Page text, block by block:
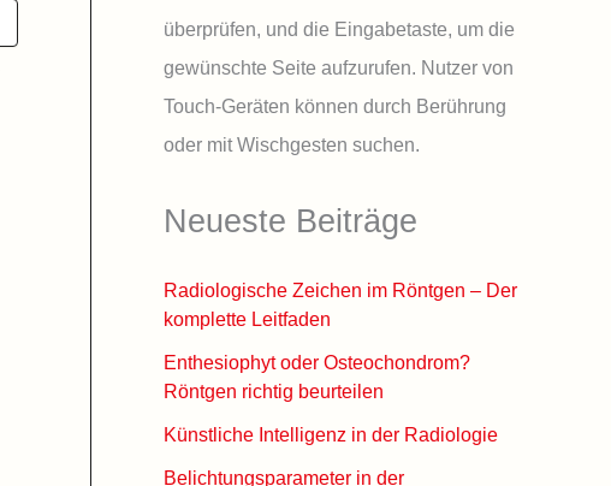
überprüfen, und die Eingabetaste, um die
gewünschte Seite aufzurufen. Nutzer von
Touch-Geräten können durch Berührung
oder mit Wischgesten suchen.
Neueste Beiträge
Radiologische Zeichen im Röntgen – Der
komplette Leitfaden
Enthesiophyt oder Osteochondrom?
Röntgen richtig beurteilen
Künstliche Intelligenz in der Radiologie
Belichtungsparameter in der